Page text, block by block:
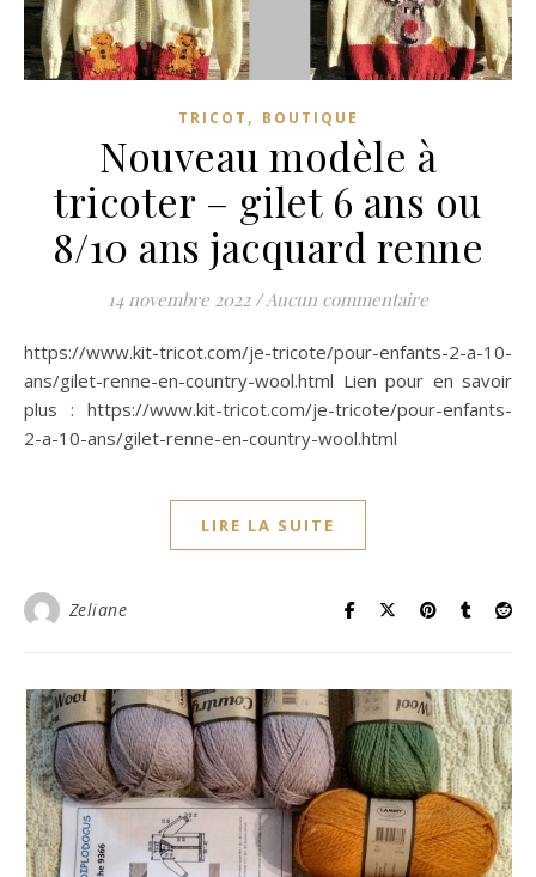
TRICOT , BOUTIQUE
Nouveau modèle à
tricoter – gilet 6 ans ou
8/10 ans jacquard renne
14 novembre 2022 / Aucun commentaire
https://www.kit-tricot.com/je-tricote/pour-enfants-2-a-10-
ans/gilet-renne-en-country-wool.html Lien pour en savoir
plus : https://www.kit-tricot.com/je-tricote/pour-enfants-
2-a-10-ans/gilet-renne-en-country-wool.html
LIRE LA SUITE
Zeliane